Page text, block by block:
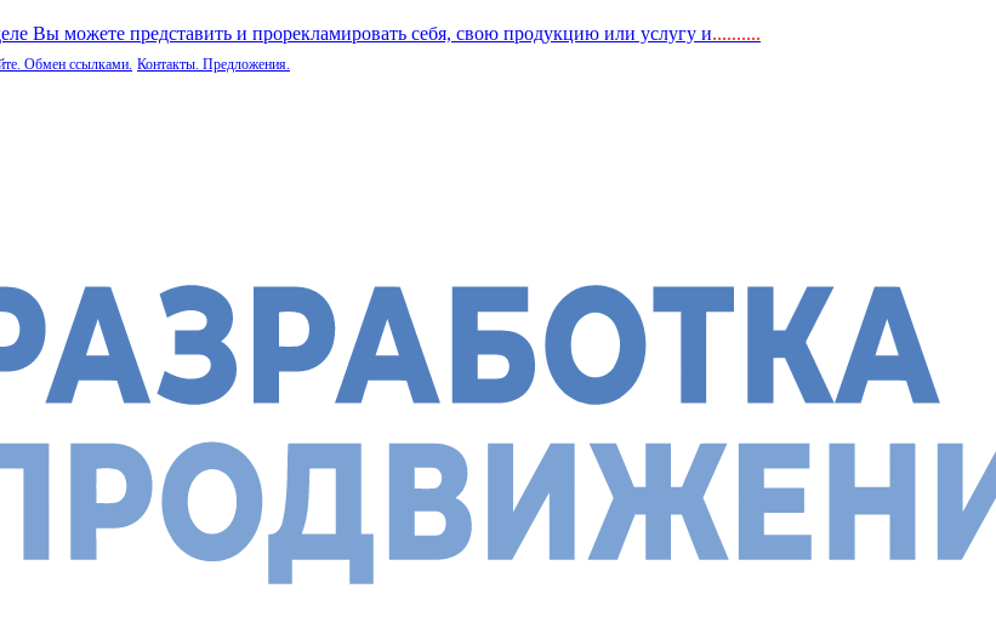
Вы можете представить и прорекламировать себя, свою продукцию или услугу и..........
Обмен ссылками. Контакты. Предложения.